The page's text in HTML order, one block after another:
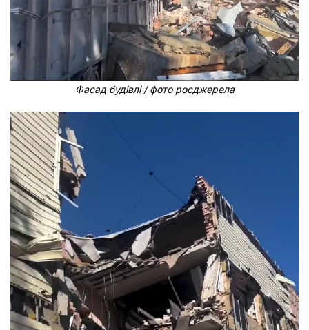
Фасад будівлі / фото росджерела